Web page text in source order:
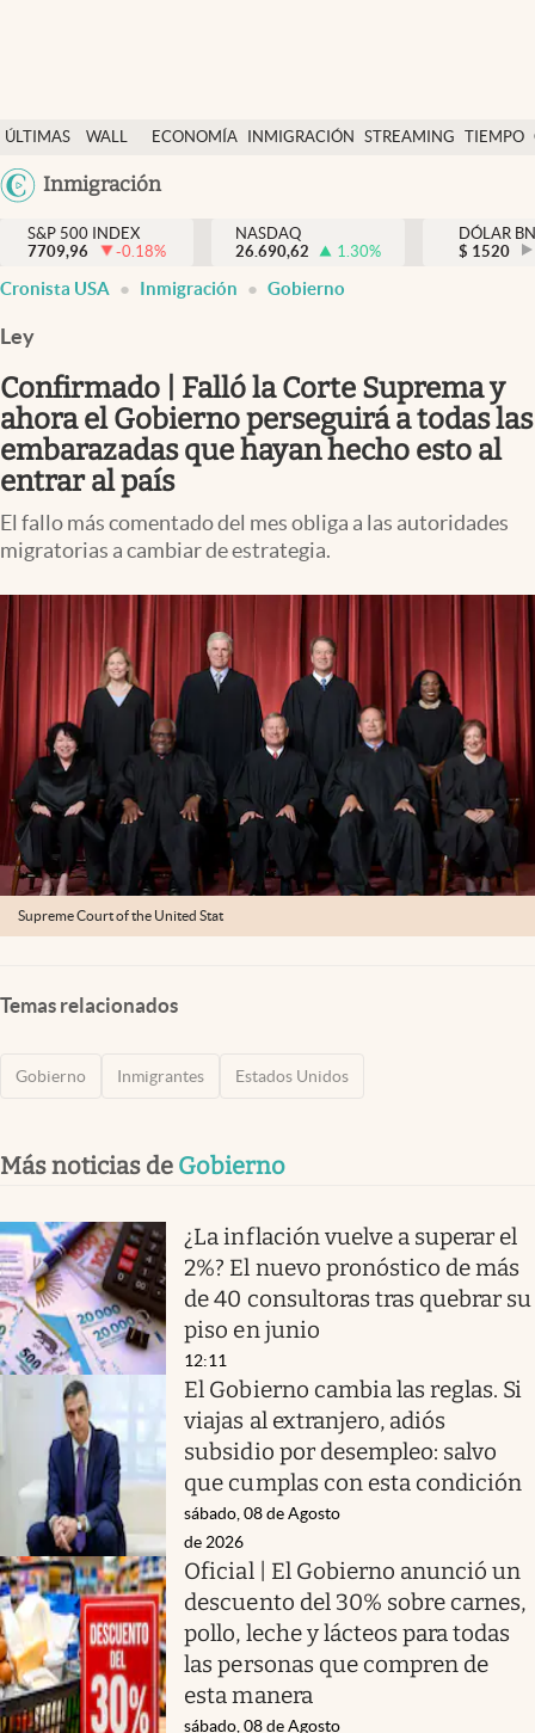
ÚLTIMAS
NOTICIAS
WALL
Y
DÓLAR
ECONOMÍA INMIGRACIÓN STREAMING TIEMPO
México
Inmigración
Finanzas y economía
Wall Street y dólar
Inmigración
Espiritual
Streaming
Lifestyle
S&P 500 INDEX
7709,96
-0.18%
NASDAQ
26.690,62
1.30%
DÓLAR
$ 1520
Cronista USA Inmigración Gobierno
Ley
Confirmado | Falló la Corte Suprema y
ahora el Gobierno perseguirá a todas las
embarazadas que hayan hecho esto al
entrar al país
El fallo más comentado del mes obliga a las autoridades
migratorias a cambiar de estrategia.
Supreme Court of the United Stat
Temas relacionados
Gobierno Inmigrantes Estados Unidos
Más noticias de Gobierno
¿La inflación vuelve a superar el
2%? El nuevo pronóstico de más
de 40 consultoras tras quebrar su
piso en junio
12:11
El Gobierno cambia las reglas. Si
viajas al extranjero, adiós
subsidio por desempleo: salvo
que cumplas con esta condición
sábado, 08 de Agosto
de 2026
Oficial | El Gobierno anunció un
descuento del 30% sobre carnes,
pollo, leche y lácteos para todas
las personas que compren de
esta manera
sábado, 08 de Agosto